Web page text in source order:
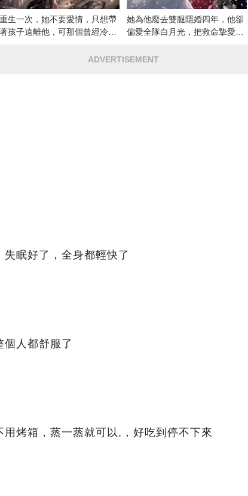
重生一次，她不要愛情，只想帶
著孩子遠離他，可那個曾經冷漠
她為他廢去雙腿隱婚四年，他卻
偏愛全隊白月光，把救命摯愛當
ADVERTISEMENT
眠好了，全身都輕快了
個人都舒服了
烤箱，蒸一蒸就可以,，好吃到停不下來